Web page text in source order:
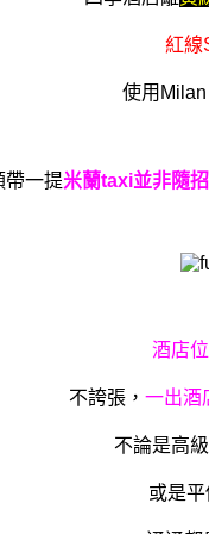
紅線
使用
帶一提米蘭taxi並非隨招
酒店
不誇張， 一出酒
不論是高
或是